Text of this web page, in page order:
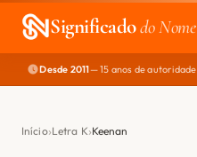
Significadodo Nome
EXPLORAR
NOME PERFEITO
Desde 2011— 15 anos de autoridade
Início Letra K Keenan